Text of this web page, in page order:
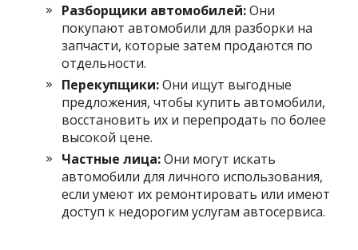
Разборщики автомобилей:Они
покупают автомобили для разборки на
запчасти, которые затем продаются по
отдельности.
Перекупщики:Они ищут выгодные
предложения, чтобы купить автомобили,
восстановить их и перепродать по более
высокой цене.
Частные лица:Они могут искать
автомобили для личного использования,
если умеют их ремонтировать или имеют
доступ к недорогим услугам автосервиса.